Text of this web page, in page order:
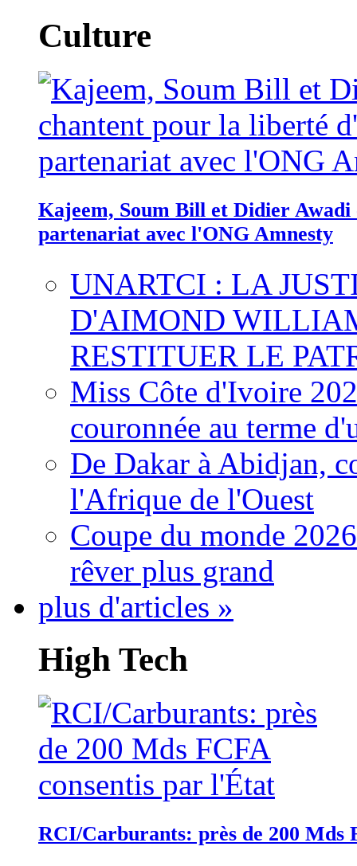
Culture
Kajeem, Soum Bill et Didier
partenariat avec l'ONG Amnesty
UNARTCI : LA
D'AIMOND
RESTITUER LE
Miss Côte d'Ivoire
couronnée au terme
De Dakar à Abidjan,
l'Afrique de l'Ouest
Coupe du monde
rêver plus grand
plus d'articles »
High Tech
RCI/Carburants: près de 200 Mds